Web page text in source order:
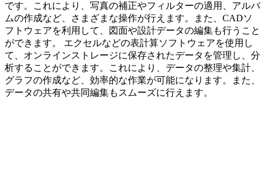
です。これにより、写真の補正やフィルターの適用、アルバ
ムの作成など、さまざまな操作が行えます。また、CADソ
フトウェアを利用して、図面や設計データの編集も行うこと
ができます。 エクセルなどの表計算ソフトウェアを使用し
て、オンラインストレージに保存されたデータを管理し、分
析することができます。これにより、データの整理や集計、
グラフの作成など、効率的な作業が可能になります。また、
データの共有や共同編集もスムーズに行えます。